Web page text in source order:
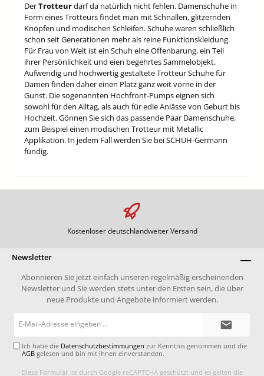
DerTrotteurdarf da natürlich nicht fehlen. Damenschuhe in
Form eines Trotteurs findet man mit Schnallen, glitzernden
Knöpfen und modischen Schleifen. Schuhe waren schließlich
schon seit Generationen mehr als reine Funktionskleidung.
Für Frau von Welt ist ein Schuh eine Offenbarung, ein Teil
ihrer Persönlichkeit und eien begehrtes Sammelobjekt.
Aufwendig und hochwertig gestaltete Trotteur Schuhe für
Damen finden daher einen Platz ganz weit vorne in der
Gunst. Die sogenannten Hochfront-Pumps eignen sich
sowohl für den Alltag, als auch für edle Anlässe von Geburt bis
Hochzeit. Gönnen Sie sich das passende Paar Damenschuhe,
zum Beispiel einen modischen Trotteur mit Metallic
Applikation. In jedem Fall werden Sie bei SCHUH-Germann
fündig.
Kostenloser deutschlandweiter Versand
Newsletter
Abonnieren Sie jetzt einfach unseren regelmäßig erscheinenden
Newsletter und Sie werden stets unter den Ersten sein, die über
neue Produkte und Angebote informiert werden.
Ich habe die Datenschutzbestimmungen zur Kenntnis genommen und die
AGB gelesen und bin mit ihnen einverstanden.
Diese Formular ist durch Google reCAPTCHA geschützt und es gelten die